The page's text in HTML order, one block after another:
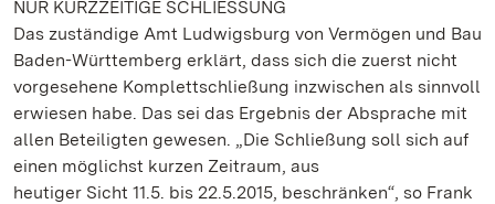
NUR KURZZEITIGE SCHLIESSUNG
Das zuständige Amt Ludwigsburg von Vermögen und Bau
Baden-Württemberg erklärt, dass sich die zuerst nicht
vorgesehene Komplettschließung inzwischen als sinnvoll
erwiesen habe. Das sei das Ergebnis der Absprache mit
allen Beteiligten gewesen. „Die Schließung soll sich auf
einen möglichst kurzen Zeitraum, aus
heutiger Sicht 11.5. bis 22.5.2015, beschränken“, so Frank